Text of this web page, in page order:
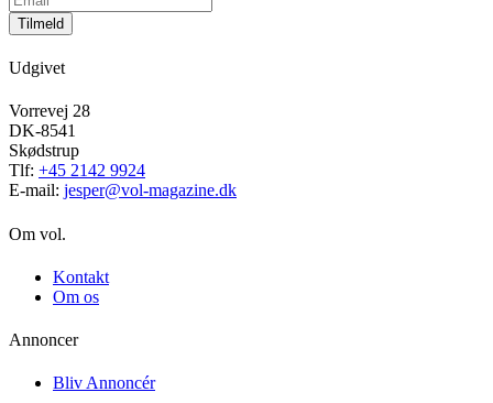
Tilmeld
Udgivet
Vorrevej 28
DK-8541
Skødstrup
Tlf: +45 2142 9924
E-mail: jesper@vol-magazine.dk
Om vol.
Kontakt
Om os
Annoncer
Bliv Annoncér